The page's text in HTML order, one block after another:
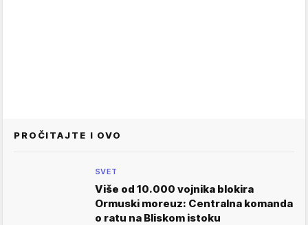
PROČITAJTE I OVO
SVET
Više od 10.000 vojnika blokira
Ormuski moreuz: Centralna komanda
o ratu na Bliskom istoku